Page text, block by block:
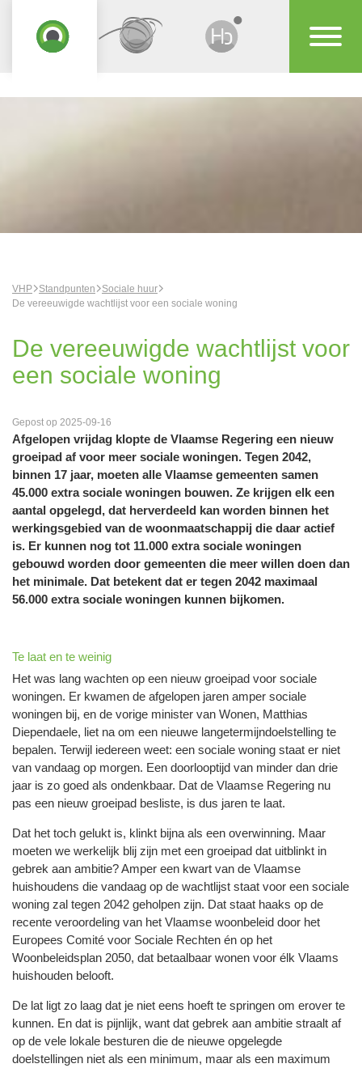
VHP Standpunten
Sociale huur
De vereeuwigde wachtlijst voor een sociale woning
De vereeuwigde wachtlijst voor
een sociale woning
Gepost op 2025-09-16
Afgelopen vrijdag klopte de Vlaamse Regering een nieuw
groeipad af voor meer sociale woningen. Tegen 2042,
binnen 17 jaar, moeten alle Vlaamse gemeenten samen
45.000 extra sociale woningen bouwen. Ze krijgen elk een
aantal opgelegd, dat herverdeeld kan worden binnen het
werkingsgebied van de woonmaatschappij die daar actief
is. Er kunnen nog tot 11.000 extra sociale woningen
gebouwd worden door gemeenten die meer willen doen dan
het minimale. Dat betekent dat er tegen 2042 maximaal
56.000 extra sociale woningen kunnen bijkomen.
Te laat en te weinig
Het was lang wachten op een nieuw groeipad voor sociale
woningen. Er kwamen de afgelopen jaren amper sociale
woningen bij, en de vorige minister van Wonen, Matthias
Diependaele, liet na om een nieuwe langetermijndoelstelling te
bepalen. Terwijl iedereen weet: een sociale woning staat er niet
van vandaag op morgen. Een doorlooptijd van minder dan drie
jaar is zo goed als ondenkbaar. Dat de Vlaamse Regering nu
pas een nieuw groeipad besliste, is dus jaren te laat.
Dat het toch gelukt is, klinkt bijna als een overwinning. Maar
moeten we werkelijk blij zijn met een groeipad dat uitblinkt in
gebrek aan ambitie? Amper een kwart van de Vlaamse
huishoudens die vandaag op de wachtlijst staat voor een sociale
woning zal tegen 2042 geholpen zijn. Dat staat haaks op de
recente veroordeling van het Vlaamse woonbeleid door het
Europees Comité voor Sociale Rechten én op het
Woonbeleidsplan 2050, dat betaalbaar wonen voor élk Vlaams
huishouden belooft.
De lat ligt zo laag dat je niet eens hoeft te springen om erover te
kunnen. En dat is pijnlijk, want dat gebrek aan ambitie straalt af
op de vele lokale besturen die de nieuwe opgelegde
doelstellingen niet als een minimum, maar als een maximum